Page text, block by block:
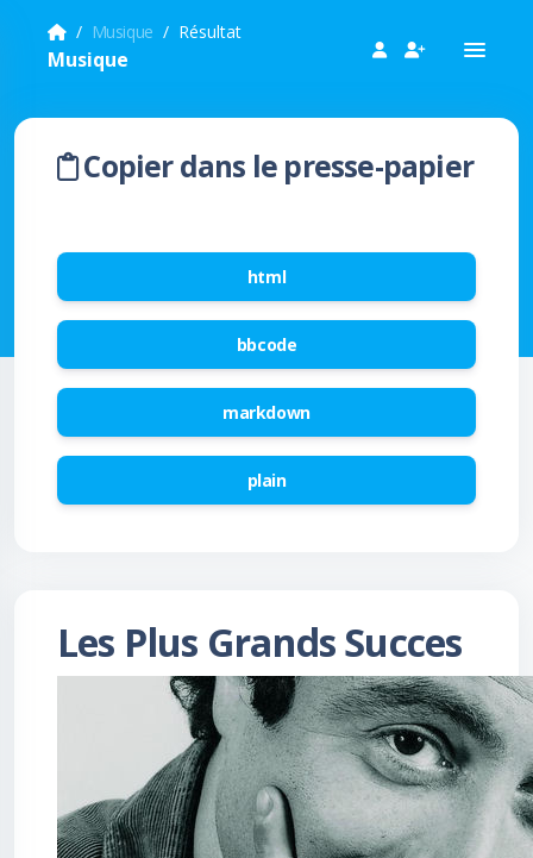
Musique Résultat
Musique
Copier dans le presse-papier
html
bbcode
markdown
plain
Les Plus Grands Succes